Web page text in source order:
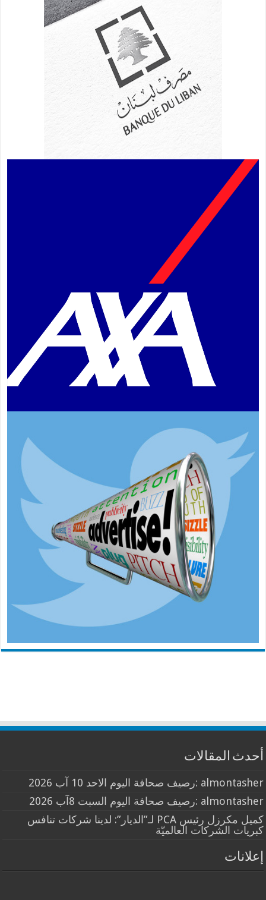
أحدث المقالات
almontasher :رصيف صحافة اليوم الاحد 10 آب 2026
almontasher :رصيف صحافة اليوم السبت 8آب 2026
كميل مكرزل رئيس PCA لـ”الديار”: لدينا شركات تنافس
كبريات الشركات العالميّة
إعلانات